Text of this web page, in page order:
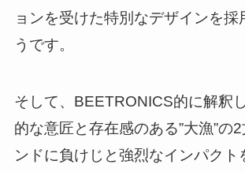
ョンを受けた特別なデザインを採
うです。
そして、BEETRONICS的に解釈
的な意匠と存在感のある”大漁”の
ンドに負けじと強烈なインパクト